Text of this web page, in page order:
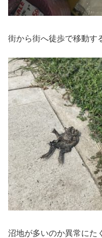
街から街へ徒歩で移動す
沼地が多いのか異常にた